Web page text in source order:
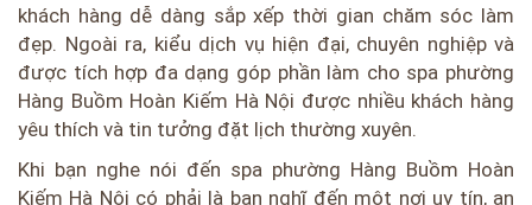
khách hàng dễ dàng sắp xếp thời gian chăm sóc làm
đẹp. Ngoài ra, kiểu dịch vụ hiện đại, chuyên nghiệp và
được tích hợp đa dạng góp phần làm cho spa phường
Hàng Buồm Hoàn Kiếm Hà Nội được nhiều khách hàng
yêu thích và tin tưởng đặt lịch thường xuyên.
Khi bạn nghe nói đến spa phường Hàng Buồm Hoàn
Kiếm Hà Nội có phải là bạn nghĩ đến một nơi uy tín, an